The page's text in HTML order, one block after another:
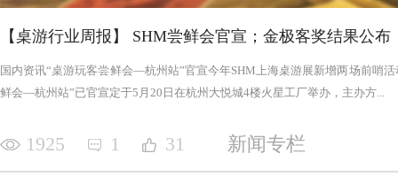
【桌游行业周报】 SHM尝鲜会官宣；金极客奖结果公布
国内资讯“桌游玩客尝鲜会—杭州站”官宣今年SHM上海桌游展新增两场前哨
鲜会—杭州站”已官宣定于5月20日在杭州大悦城4楼火星工厂举办，主办方...
1925 1 31 新闻专栏